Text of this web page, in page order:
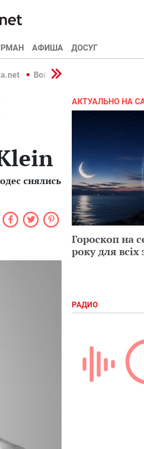
АФИША ДОСУГ
Война в Украине 2022
снялись
АКТУАЛЬНО НА
Гороскоп на
року для всіх
РАДИО